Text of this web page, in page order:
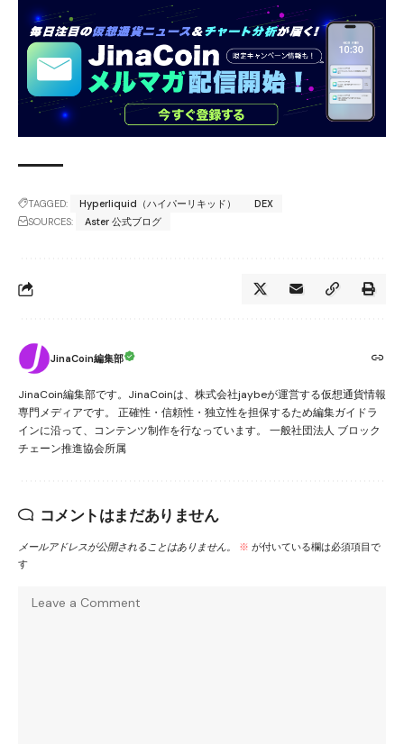
TAGGED: Hyperliquid（ハイパーリキッド）
DEX
SOURCES:
Aster 公式ブログ
JinaCoin編集部
JinaCoin編集部です。JinaCoinは、株式会社jaybeが運営する仮想通貨情報
専門メディアです。 正確性・信頼性・独立性を担保するため編集ガイドラ
インに沿って、コンテンツ制作を行なっています。 一般社団法人 ブロック
チェーン推進協会所属
コメントはまだありません
メールアドレスが公開されることはありません。 ※ が付いている欄は必須項目で
す